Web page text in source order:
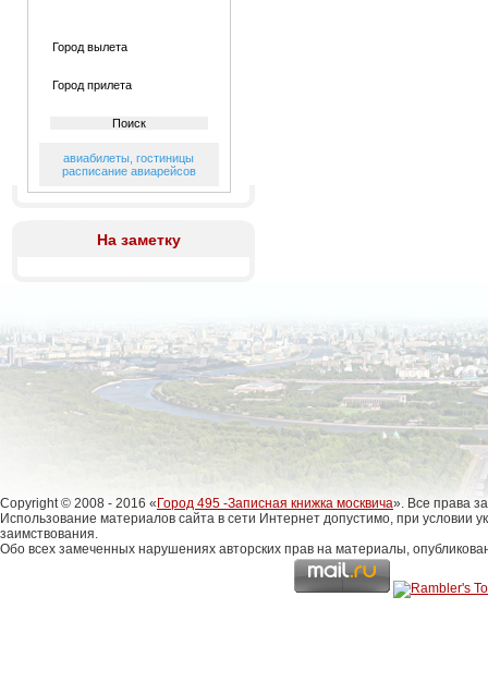
авиабилеты ,гостиницы
расписание авиарейсов
На заметку
Copyright © 2008 - 2016 « Город 495 -Записная книжка москвича». Все права
Использование материалов сайта в сети Интернет допустимо, при условии
заимствования.
Обо всех замеченных нарушениях авторских прав на материалы,